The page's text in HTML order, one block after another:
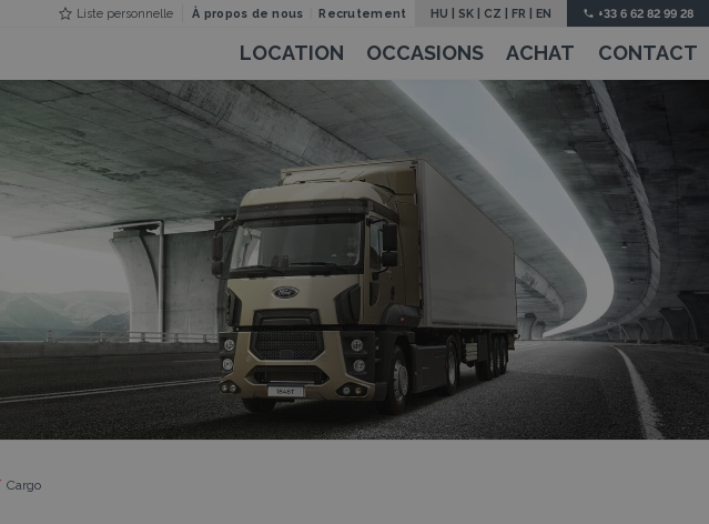
Liste personnelle À propos de nous Recrutement HU |SK CZ |FR |EN +33 6 62 82 99 28
LOCATION OCCASIONS ACHAT CONTACT
Current:
Cargo